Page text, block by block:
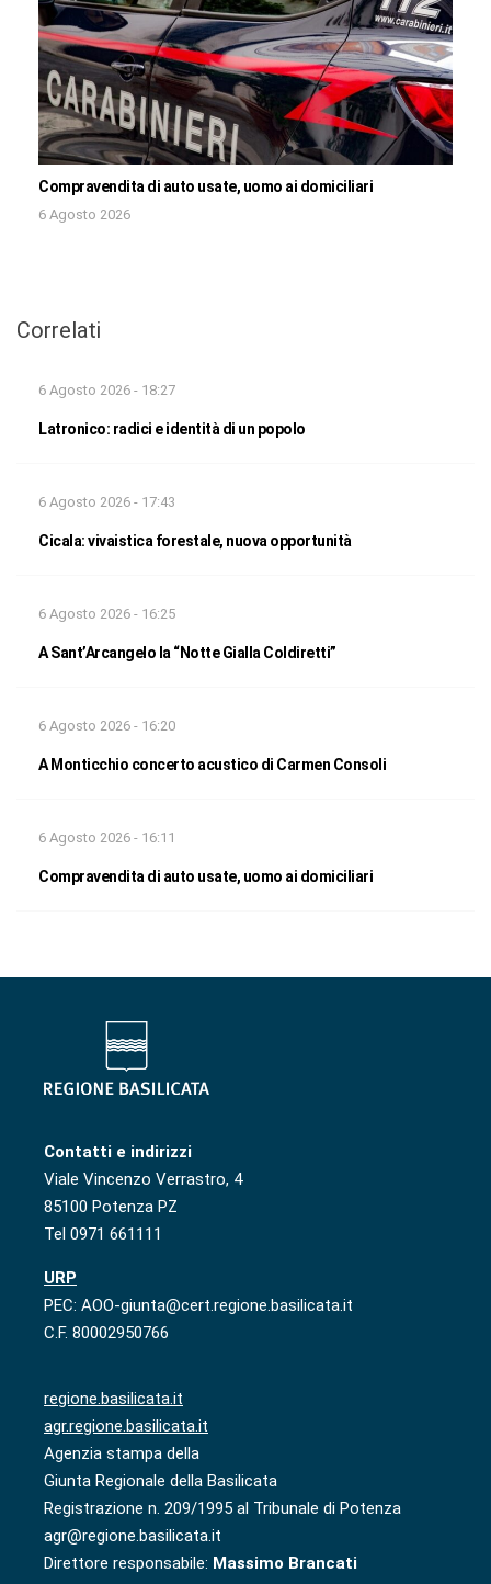
Compravendita di auto usate, uomo ai domiciliari
6 Agosto 2026
Correlati
6 Agosto 2026 - 18:27
Latronico: radici e identità di un popolo
6 Agosto 2026 - 17:43
Cicala: vivaistica forestale, nuova opportunità
6 Agosto 2026 - 16:25
A Sant’Arcangelo la “Notte Gialla Coldiretti”
6 Agosto 2026 - 16:20
A Monticchio concerto acustico di Carmen Consoli
6 Agosto 2026 - 16:11
Compravendita di auto usate, uomo ai domiciliari
Contatti e indirizzi
Viale Vincenzo Verrastro, 4
85100 Potenza PZ
Tel 0971 661111
URP
PEC: AOO-giunta@cert.regione.basilicata.it
C.F. 80002950766
regione.basilicata.it
agr.regione.basilicata.it
Agenzia stampa della
Giunta Regionale della Basilicata
Registrazione n. 209/1995 al Tribunale di Potenza
agr@regione.basilicata.it
Direttore responsabile: Massimo Brancati